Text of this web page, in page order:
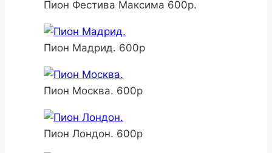
Пион Фестива Максима 600р.
Пион Мадрид. 600р
Пион Москва. 600р
Пион Лондон. 600р